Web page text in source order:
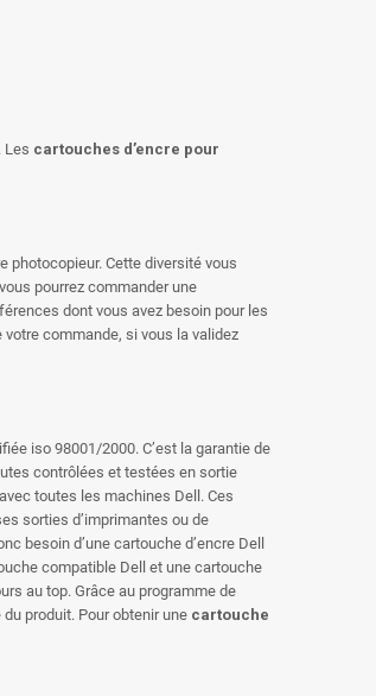
Les cartouches d’encre pour
photocopieur. Cette diversité vous
pourrez commander une
dont vous avez besoin pour les
commande, si vous la validez
iso 98001/2000. C’est la garantie de
contrôlées et testées en sortie
toutes les machines Dell. Ces
sorties d’imprimantes ou de
besoin d’une cartouche d’encre Dell
compatible Dell et une cartouche
au top. Grâce au programme de
produit. Pour obtenir une cartouche